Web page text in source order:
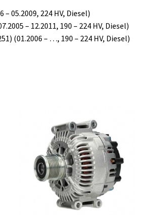
– 05.2009, 224 HV, Diesel)
– 12.2011, 190 – 224 HV, Diesel)
(01.2006 – …, 190 – 224 HV, Diesel)